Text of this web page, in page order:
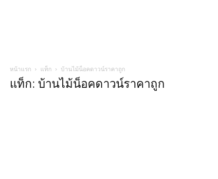
หน้าแรก แท็ก บ้านไม้น็อคดาวน์ราคาถูก
แท็ก: บ้านไม้น็อคดาวน์ราคาถูก